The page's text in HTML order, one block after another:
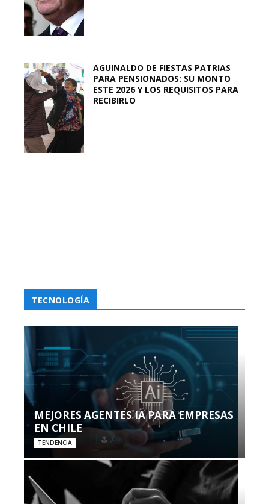
AGUINALDO DE FIESTAS PATRIAS
PARA PENSIONADOS: SU MONTO
ESTE 2026 Y LOS REQUISITOS PARA
RECIBIRLO
TECNOLOGÍA
MEJORES AGENTES IA PARA EMPRESAS
EN CHILE
TENDENCIA